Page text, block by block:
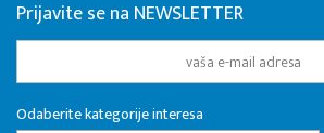
Prijavite se na NEWSLETTER
Odaberite kategorije interesa